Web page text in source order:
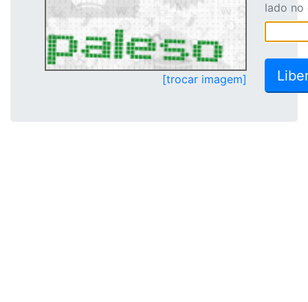
[trocar imagem]
lado no